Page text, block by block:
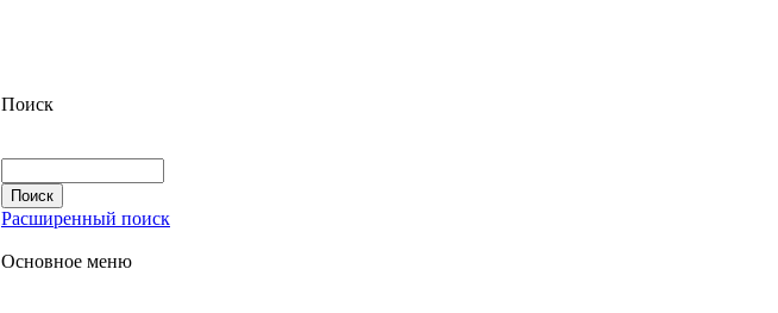
Поиск
Расширенный поиск
Основное меню